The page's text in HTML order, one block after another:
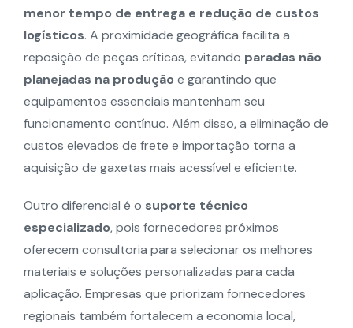
menor tempo de entrega e redução de custos
logísticos. A proximidade geográfica facilita a
reposição de peças críticas, evitando paradas não
planejadas na produção e garantindo que
equipamentos essenciais mantenham seu
funcionamento contínuo. Além disso, a eliminação de
custos elevados de frete e importação torna a
aquisição de gaxetas mais acessível e eficiente.
Outro diferencial é o suporte técnico
especializado, pois fornecedores próximos
oferecem consultoria para selecionar os melhores
materiais e soluções personalizadas para cada
aplicação. Empresas que priorizam fornecedores
regionais também fortalecem a economia local,